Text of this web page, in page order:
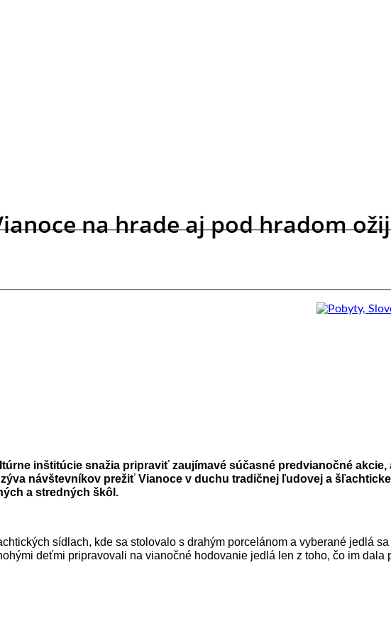
na hrade aj pod hradom
inštitúcie snažia pripraviť zaujímavé súčasné predvianočné
návštevníkov prežiť Vianoce v duchu tradičnej ľudovej a
a stredných škôl.
sídlach, kde sa stolovalo s drahým porcelánom a vyberané jedlá
deťmi pripravovali na vianočné hodovanie jedlá len z toho, čo im dala